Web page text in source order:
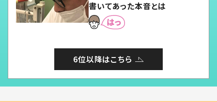
書いてあった本音とは
6位以降はこちら